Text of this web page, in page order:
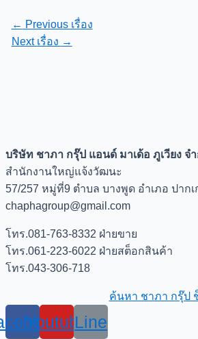
แนะแนว
เรื่อง
← Previous เรื่อง
Next เรื่อง →
บริษัท ชาภา กรุ๊ป แอนด์ มาเด้อ ภูเวียง จ
สำนักงานใหญ่แจ้งวัฒนะ
57/257 หมู่ที่9 ตำบล บางพูด อำเภอ ปาก
chaphagroup@gmail.com
โทร.081-763-8332 ฝ่ายขาย
โทร.061-223-6022 ฝ่ายสต็อ
โทร.043-306-718
ค้นหา ชาภา กรุ๊ป
YoutubeLine